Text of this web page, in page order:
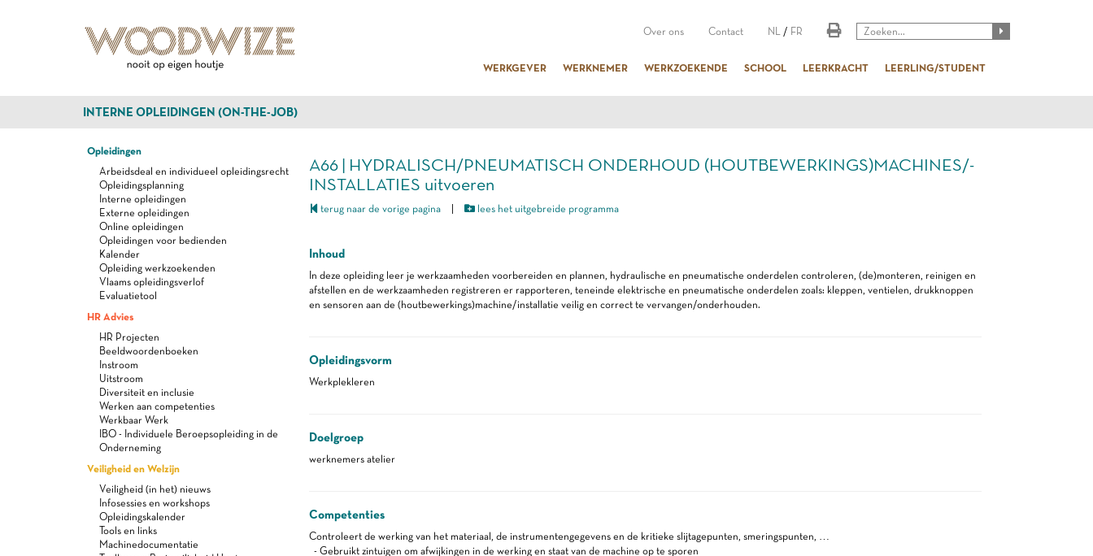
Over ons Contact NL / FR
WERKGEVER WERKNEMER WERKZOEKENDE SCHOOL LEERKRACHT LEERLING/STUDENT
INTERNE OPLEIDINGEN (ON-THE-JOB)
Opleidingen
Arbeidsdeal en individueel opleidingsrecht
Opleidingsplanning
Interne opleidingen
Externe opleidingen
Online opleidingen
Opleidingen voor bedienden
Kalender
Opleiding werkzoekenden
Vlaams opleidingsverlof
Evaluatietool
HR Advies
HR Projecten
Beeldwoordenboeken
Instroom
Uitstroom
Diversiteit en inclusie
Werken aan competenties
Werkbaar Werk
IBO - Individuele Beroepsopleiding in de
Onderneming
Veiligheid en Welzijn
Veiligheid (in het) nieuws
Infosessies en workshops
Opleidingskalender
Tools en links
Machinedocumentatie
A66 | HYDRALISCH/PNEUMATISCH ONDERHOUD (HOUTBEWERKINGS)MACHINES/-
INSTALLATIES uitvoeren
terug naar de vorige pagina| lees het uitgebreide programma
Inhoud
In deze opleiding leer je werkzaamheden voorbereiden en plannen, hydraulische en pneumatische onderdelen controleren, (de)monteren, reinigen en
afstellen en de werkzaamheden registreren er rapporteren, teneinde elektrische en pneumatische onderdelen zoals: kleppen, ventielen, drukknoppen
en sensoren aan de (houtbewerkings)machine/installatie veilig en correct te vervangen/onderhouden.
Opleidingsvorm
Werkplekleren
Doelgroep
werknemers atelier
Competenties
Controleert de werking van het materiaal, de instrumentengegevens en de kritieke slijtagepunten, smeringspunten, …
- Gebruikt zintuigen om afwijkingen in de werking en staat van de machine op te sporen